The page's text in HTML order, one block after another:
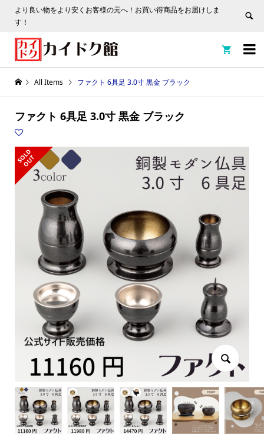
より良い物をより安くお客様の元へ！お買い得商品をお届けしま
す！


All Items ファクト 6具足 3.0寸 黒金 ブラック
ファクト 6具足 3.0寸 黒金 ブラック
S
O
L
D
O
U
T